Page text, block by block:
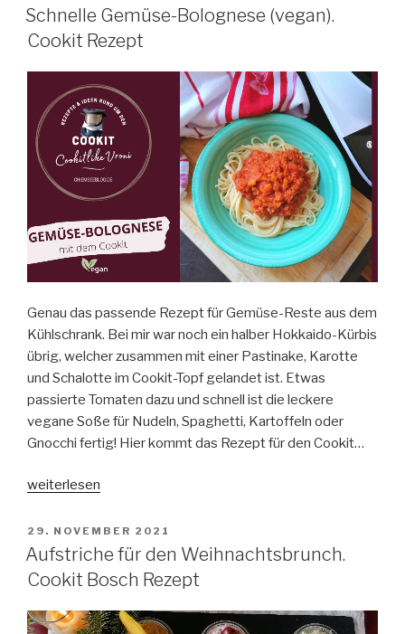
(vegan)
mit
Cookit“
AM
Schnelle Gemüse-Bolognese (vegan).
Cookit Rezept
Genau das passende Rezept für Gemüse-Reste aus dem
Kühlschrank. Bei mir war noch ein halber Hokkaido-Kürbis
übrig, welcher zusammen mit einer Pastinake, Karotte
und Schalotte im Cookit-Topf gelandet ist. Etwas
passierte Tomaten dazu und schnell ist die leckere
vegane Soße für Nudeln, Spaghetti, Kartoffeln oder
Gnocchi fertig! Hier kommt das Rezept für den Cookit…
„Schnelle
Bolognese
(vegan).
Cookit
weiterlesen
VERÖFFENTLICHT
AM
29. NOVEMBER 2021
Aufstriche für den Weihnachtsbrunch.
Cookit Bosch Rezept